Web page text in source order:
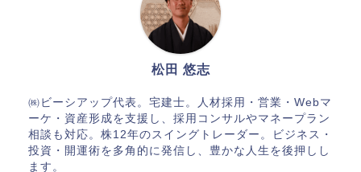
松田 悠志
㈱ビーシアップ代表。宅建士。人材採用・営業・Webマ
ーケ・資産形成を支援し、採用コンサルやマネープラン
相談も対応。株12年のスイングトレーダー。ビジネス・
投資・開運術を多角的に発信し、豊かな人生を後押しし
ます。